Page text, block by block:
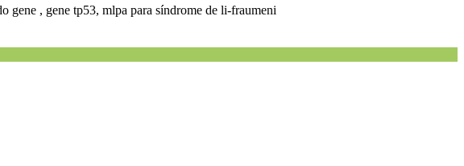
gene , gene tp53, mlpa para síndrome de li-fraumeni